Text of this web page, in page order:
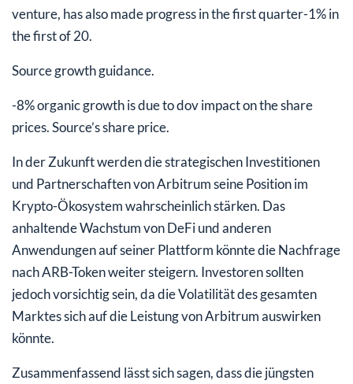
venture, has also made progress in the first quarter-1% in
the first of 20.
Source growth guidance.
-8% organic growth is due to dov impact on the share
prices. Source’s share price.
In der Zukunft werden die strategischen Investitionen
und Partnerschaften von Arbitrum seine Position im
Krypto-Ökosystem wahrscheinlich stärken. Das
anhaltende Wachstum von DeFi und anderen
Anwendungen auf seiner Plattform könnte die Nachfrage
nach ARB-Token weiter steigern. Investoren sollten
jedoch vorsichtig sein, da die Volatilität des gesamten
Marktes sich auf die Leistung von Arbitrum auswirken
könnte.
Zusammenfassend lässt sich sagen, dass die jüngsten